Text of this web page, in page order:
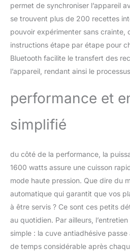
ANS
juste
à la
pour
vous
départ
DE
permet de synchroniser l’appareil
se trouvent plus de 200 recettes
pouvoir expérimenter sans crainte,
instructions étape par étape pour
Bluetooth facilite le transfert des
l’appareil, rendant ainsi le
performance et
simplifié
du côté de la performance, la
1600 watts assure une cuisson
mode haute pression. Que dire du
automatique qui garantit que vos
à être servis ? Ce sont ces petits
au quotidien. Par ailleurs,
simple : la cuve antiadhésive
de temps considérable après